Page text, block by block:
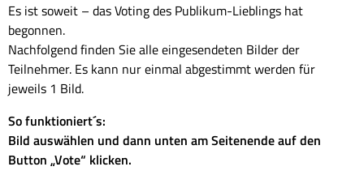
Es ist soweit – das Voting des Publikum-Lieblings hat
begonnen.
Nachfolgend finden Sie alle eingesendeten Bilder der
Teilnehmer. Es kann nur einmal abgestimmt werden für
jeweils 1 Bild.
So funktioniert´s:
Bild auswählen und dann unten am Seitenende auf den
Button „Vote“ klicken.